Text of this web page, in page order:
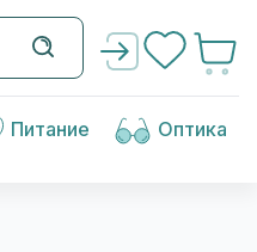
Питание Оптика